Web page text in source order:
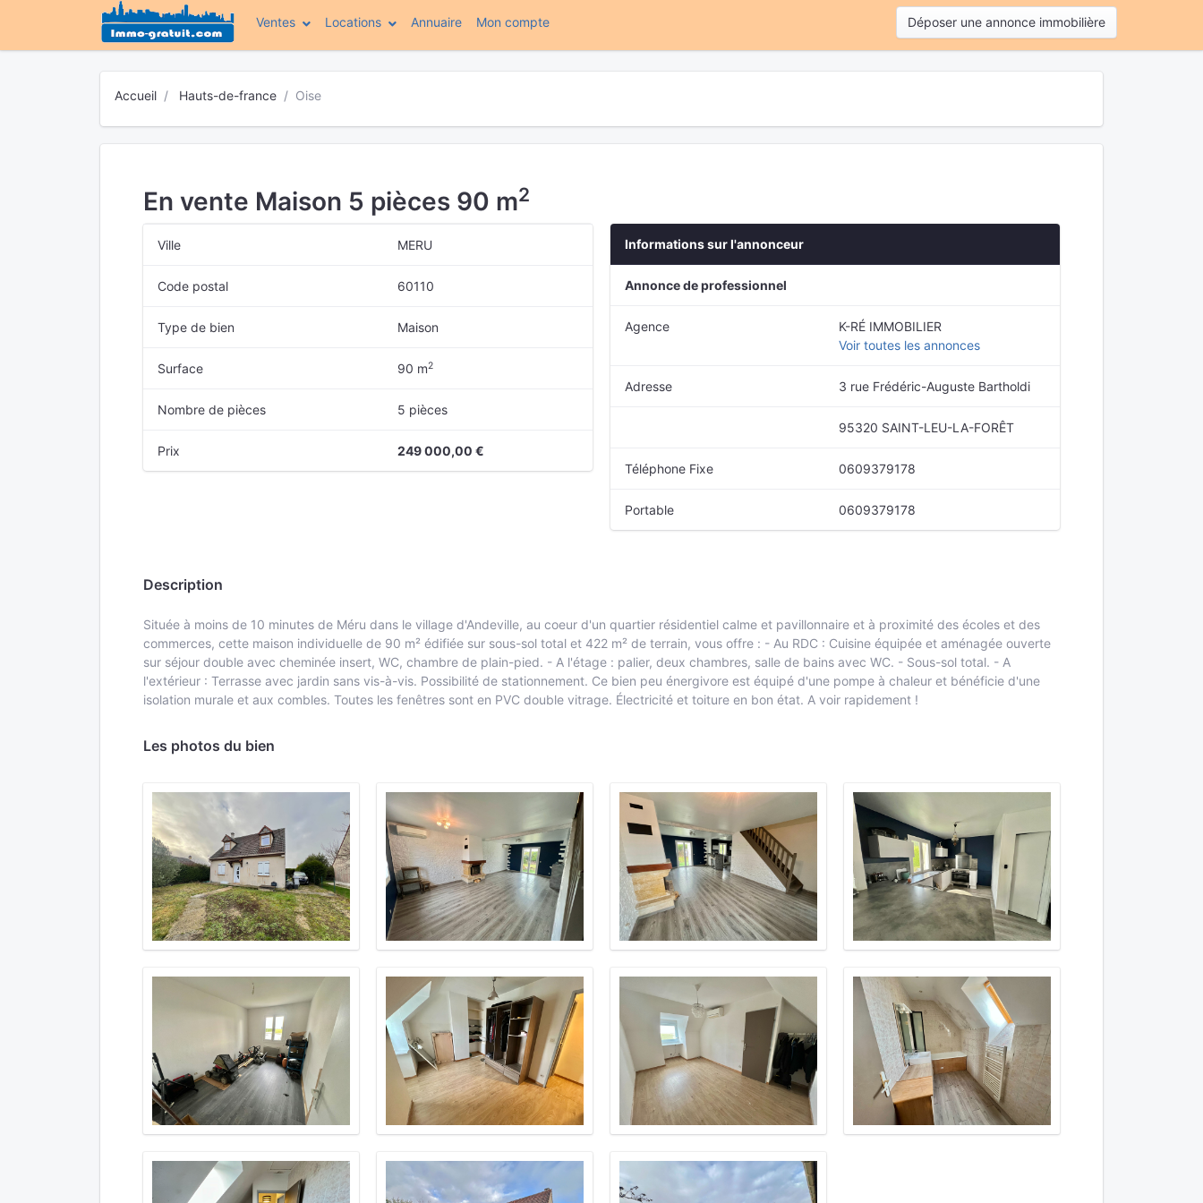
Ventes Locations Annuaire Mon compte(current) Déposer une annonce immobilière
Accueil Hauts-de-france Oise
En vente Maison 5 pièces 90 m2
Ville MERU
Code postal 60110
Type de bien Maison
Surface 90 m2
Nombre de pièces 5 pièces
Prix 249 000,00 €
Informations sur l'annonceur
Annonce de professionnel
Agence
K-RÉ IMMOBILIER
Voir toutes les annonces
Adresse 3 rue Frédéric-Auguste Bartholdi
95320 SAINT-LEU-LA-FORÊT
Téléphone Fixe 0609379178
Portable 0609379178
Description
Située à moins de 10 minutes de Méru dans le village d'Andeville, au coeur d'un quartier résidentiel calme et pavillonnaire et à proximité des écoles et des
commerces, cette maison individuelle de 90 m² édifiée sur sous-sol total et 422 m² de terrain, vous offre : - Au RDC : Cuisine équipée et aménagée ouverte
sur séjour double avec cheminée insert, WC, chambre de plain-pied. - A l'étage : palier, deux chambres, salle de bains avec WC. - Sous-sol total. - A
l'extérieur : Terrasse avec jardin sans vis-à-vis. Possibilité de stationnement. Ce bien peu énergivore est équipé d'une pompe à chaleur et bénéficie d'une
isolation murale et aux combles. Toutes les fenêtres sont en PVC double vitrage. Électricité et toiture en bon état. A voir rapidement !
Les photos du bien